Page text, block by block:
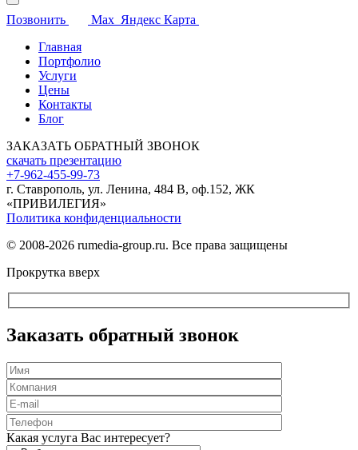
Позвонить Max Яндекс Карта
Главная
Портфолио
Услуги
Цены
Контакты
Блог
ЗАКАЗАТЬ ОБРАТНЫЙ ЗВОНОК
скачать презентацию
+7-962-455-99-73
г. Ставрополь, ул. Ленина, 484 В, оф.152, ЖК
«ПРИВИЛЕГИЯ»
Политика конфиденциальности
© 2008-2026 rumedia-group.ru. Все права защищены
Прокрутка вверх
Заказать обратный звонок
Оставьте
это
Какая услуга Вас интересует?